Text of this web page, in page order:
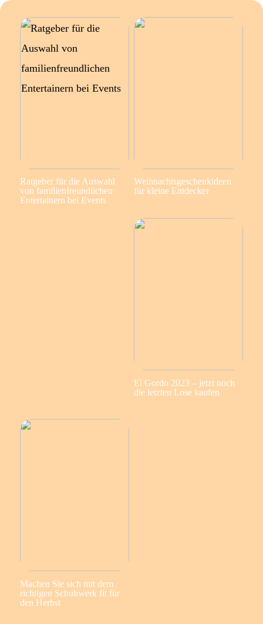
Ratgeber für die Auswahl
von familienfreundlichen
Entertainern bei Events
Weihnachtsgeschenkideen
für kleine Entdecker
El Gordo 2023 – jetzt noch
die letzten Lose kaufen
Machen Sie sich mit dem
richtigen Schuhwerk fit für
den Herbst